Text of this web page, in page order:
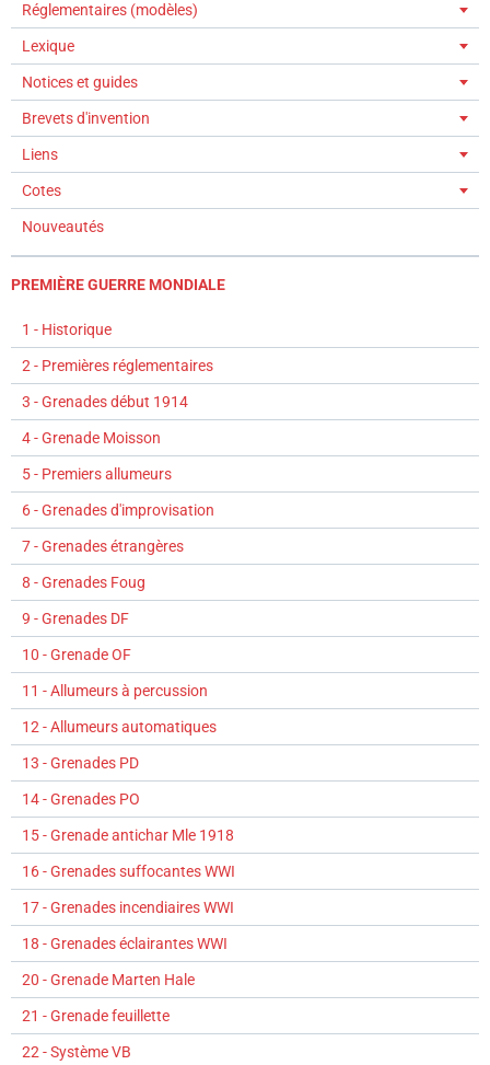
Réglementaires (modèles)
Lexique
Notices et guides
Brevets d'invention
Liens
Cotes
Nouveautés
PREMIÈRE GUERRE MONDIALE
1 - Historique
2 - Premières réglementaires
3 - Grenades début 1914
4 - Grenade Moisson
5 - Premiers allumeurs
6 - Grenades d'improvisation
7 - Grenades étrangères
8 - Grenades Foug
9 - Grenades DF
10 - Grenade OF
11 - Allumeurs à percussion
12 - Allumeurs automatiques
13 - Grenades PD
14 - Grenades PO
15 - Grenade antichar Mle 1918
16 - Grenades suffocantes WWI
17 - Grenades incendiaires WWI
18 - Grenades éclairantes WWI
20 - Grenade Marten Hale
21 - Grenade feuillette
22 - Système VB